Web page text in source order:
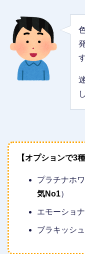
【オプションで3種
プラチナホ
気No1）
エモーショ
ブラキッシ